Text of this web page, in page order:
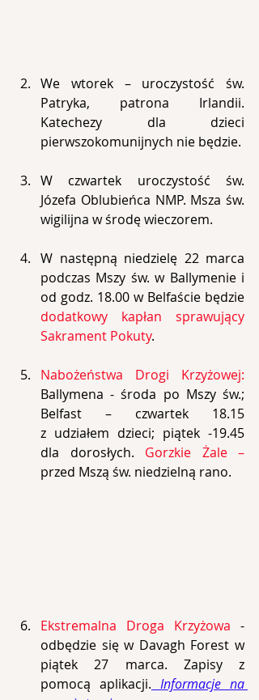
We wtorek – uroczystość św.
Patryka, patrona Irlandii.
Katechezy dla dzieci
pierwszokomunijnych nie będzie.
W czwartek uroczystość św.
Józefa Oblubieńca NMP. Msza św.
wigilijna w środę wieczorem.
W następną niedzielę 22 marca
podczas Mszy św. w Ballymenie i
dodatkowy kapłan sprawujący
Sakrament Pokuty.
Nabożeństwa Drogi Krzyżowej:
Ballymena - środa po Mszy św.;
Belfast – czwartek 18.15
z udziałem dzieci; piątek -19.45
dla dorosłych.
Gorzkie Żale –
przed Mszą św. niedzielną rano.
Ekstremalna Droga Krzyżowa -
odbędzie się w Davagh Forest w
piątek 27 marca. Zapisy z
pomocą aplikacji. Informacje na